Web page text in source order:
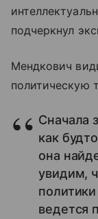
подчеркнул
Мендкович
политическую
Сначала
как
она
увидим,
ведется